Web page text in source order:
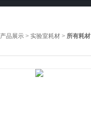
产品展示 >实验室耗材 > 所有耗材